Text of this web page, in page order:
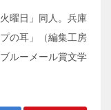
曜日」同人。兵庫
の耳」（編集工房
ルーメール賞文学